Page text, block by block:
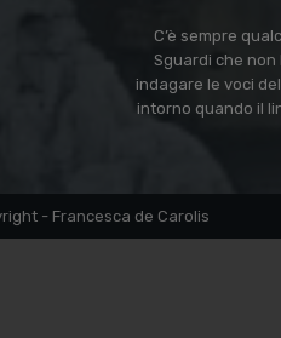
C’è sempre
Sguardi che
indagare le voci
intorno quando il
- Francesca de Carolis